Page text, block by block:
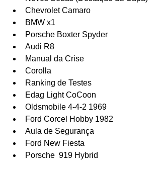
Chevrolet Camaro
BMW x1
Porsche Boxter Spyder
Audi R8
Manual da Crise
Corolla
Ranking de Testes
Edag Light CoCoon
Oldsmobile 4-4-2 1969
Ford Corcel Hobby 1982
Aula de Segurança
Ford New Fiesta
Porsche  919 Hybrid